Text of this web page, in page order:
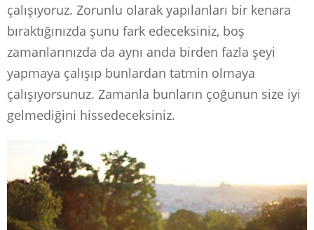
çalışıyoruz. Zorunlu olarak yapılanları bir kenara
bıraktığınızda şunu fark edeceksiniz, boş
zamanlarınızda da aynı anda birden fazla şeyi
yapmaya çalışıp bunlardan tatmin olmaya
çalışıyorsunuz. Zamanla bunların çoğunun size iyi
gelmediğini hissedeceksiniz.